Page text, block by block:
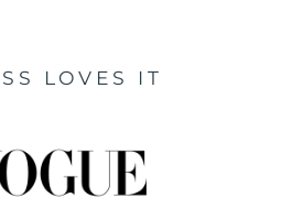
LOVES IT